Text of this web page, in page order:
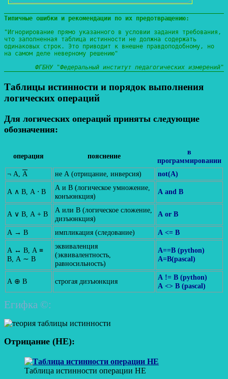
Типичные ошибки и рекомендации по их предотвращению:
"Игнорирование прямо указанного в условии задания требования,
что заполненная таблица истинности не должна содержать
одинаковых строк. Это приводит к внешне правдоподобному, но
на самом деле неверному решению"
ФГБНУ "Федеральный институт педагогических измерений"
Таблицы истинности и порядок выполнения
логических операций
Для логических операций приняты следующие
обозначения:
операция пояснение
в
программировании
¬ A, A не A (отрицание, инверсия) not(A)
A ∧ B, A ⋅ B
A и B (логическое умножение,
конъюнкция)
A and B
A ∨ B, A + B
A или B (логическое сложение,
дизъюнкция)
A or B
A → B импликация (следование) A <= B
A ↔ B, A ≡
B, A ∼ B
эквиваленция
(эквивалентность,
равносильность)
A==B (python)
A=B(pascal)
A ⊕ B строгая дизъюнкция
A != B (python)
A <> B (pascal)
Егифка ©:
Отрицание (НЕ):
Таблица истинности операции НЕ